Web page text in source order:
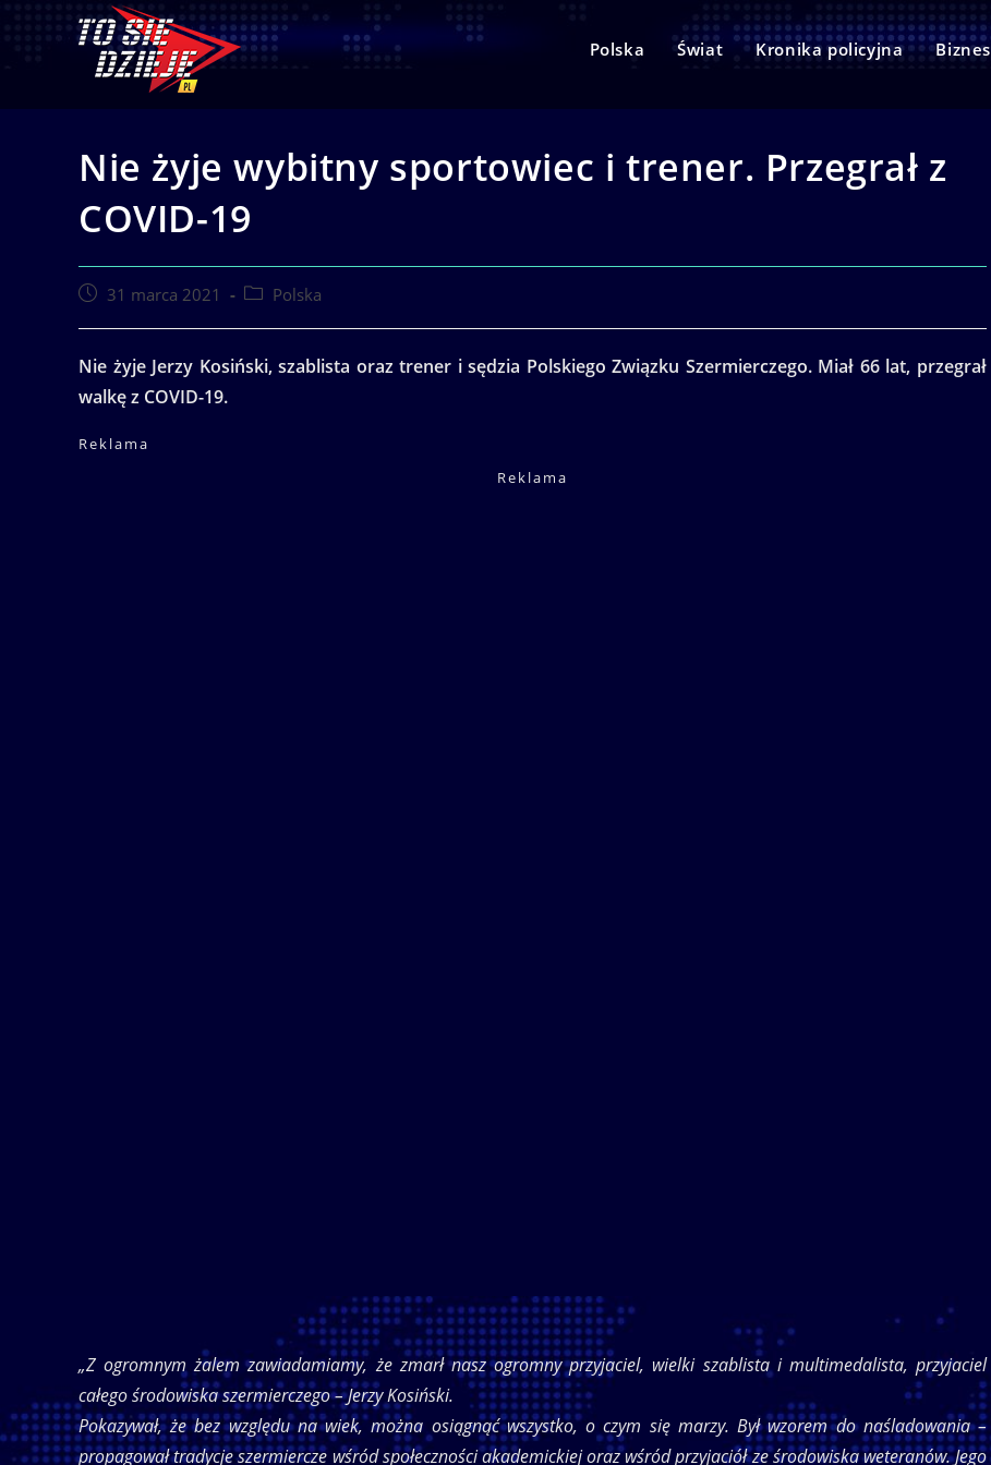
Polska Świat Kronika policyjna Biznes
Nie żyje wybitny sportowiec i trener. Przegrał z
COVID-19
Post 31 marca 2021
Post Polska
Nie żyje Jerzy Kosiński, szablista oraz trener i sędzia Polskiego Związku Szermierczego. Miał 66 lat, przegrał
walkę z COVID-19.
Reklama
Reklama
„Z ogromnym żalem zawiadamiamy, że zmarł nasz ogromny przyjaciel, wielki szablista i multimedalista, przyjaciel
całego środowiska szermierczego – Jerzy Kosiński.
Pokazywał, że bez względu na wiek, można osiągnąć wszystko, o czym się marzy. Był wzorem do naśladowania –
propagował tradycje szermiercze wśród społeczności akademickiej oraz wśród przyjaciół ze środowiska weteranów. Jego